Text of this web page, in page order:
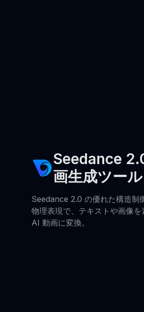
Seedance
画生成ツール
Seedance 2.0 の優れた構造制
物理表現で、テキストや画像を
AI 動画に変換。